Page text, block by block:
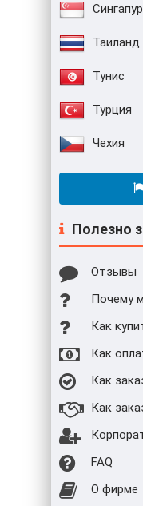
Сингапур
Таиланд
Тунис
Турция
Чехия
Полезно
Отзывы
Почему
Как
Как
Как
Как
FAQ
О фирме